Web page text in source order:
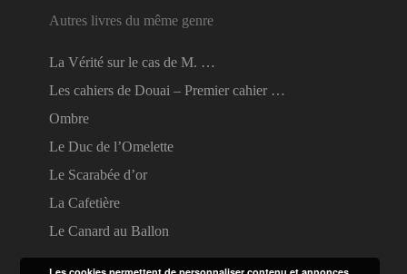
Autres livres du même genre
La Vérité sur le cas de M. …
Les cahiers de Douai – Premier cahier …
Ombre
Le Duc de l’Omelette
Le Scarabée d’or
La Cafetière
Le Canard au Ballon